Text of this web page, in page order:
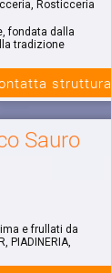
Rosticceria
fondata dalla
tradizione
struttura
Sauro
e frullati da
PIADINERIA,